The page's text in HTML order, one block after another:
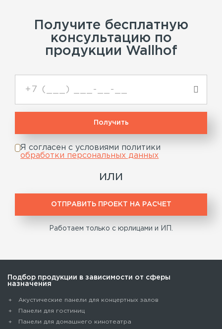
Получите бесплатную
консультацию по
продукции Wallhof
Я согласен с условиями политики
обработки персональных данных
или
ОТПРАВИТЬ ПРОЕКТ НА РАСЧЕТ
Работаем только с юрлицами и ИП.
Подбор продукции в зависимости от сферы
назначения
Акустические панели для концертных залов
Панели для гостиниц
Панели для домашнего кинотеатра